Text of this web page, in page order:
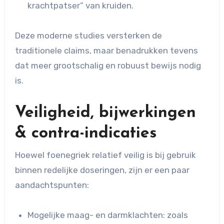
krachtpatser” van kruiden.
Deze moderne studies versterken de
traditionele claims, maar benadrukken tevens
dat meer grootschalig en robuust bewijs nodig
is.
Veiligheid, bijwerkingen
& contra-indicaties
Hoewel foenegriek relatief veilig is bij gebruik
binnen redelijke doseringen, zijn er een paar
aandachtspunten:
Mogelijke maag- en darmklachten: zoals